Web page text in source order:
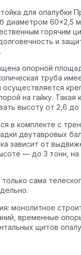
для опалубки
диаметром 60×2,5
горячим
и
опорной
труба
на гайку. Такая
высоту от 2,6 до
в комплекте с
двутавровых
зависит от
— до 3 тонн,
сама
монолитное
временные
щитов